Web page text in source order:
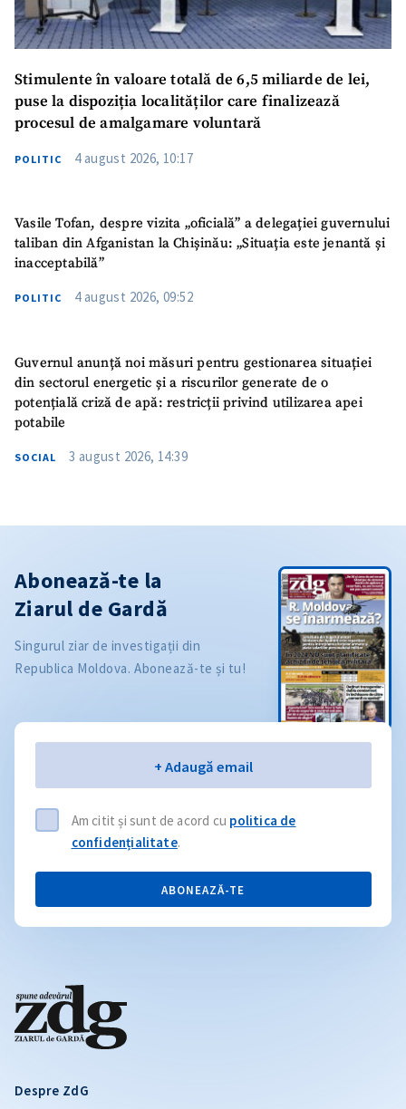
Stimulente în valoare totală de 6,5 miliarde de lei,
puse la dispoziția localităților care finalizează
procesul de amalgamare voluntară
POLITIC 4 august 2026, 10:17
Vasile Tofan, despre vizita „oficială” a delegației guvernului
taliban din Afganistan la Chișinău: „Situația este jenantă și
inacceptabilă”
POLITIC 4 august 2026, 09:52
Guvernul anunță noi măsuri pentru gestionarea situației
din sectorul energetic și a riscurilor generate de o
potențială criză de apă: restricții privind utilizarea apei
potabile
SOCIAL 3 august 2026, 14:39
Despre ZdG
Abonează-te la
Ziarul de Gardă
Singurul ziar de investigații din
Republica Moldova. Abonează-te și tu!
+ Adaugă email
Am citit și sunt de acord cu politica de
confidențialitate.
ABONEAZĂ-TE